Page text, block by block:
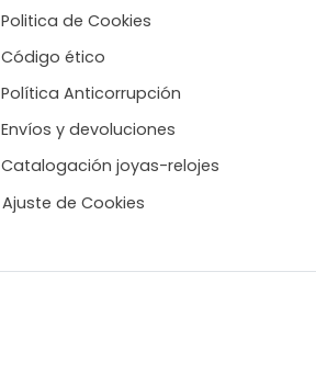
Politica de Cookies
Código ético
Política Anticorrupción
Envíos y devoluciones
Catalogación joyas-relojes
Ajuste de Cookies